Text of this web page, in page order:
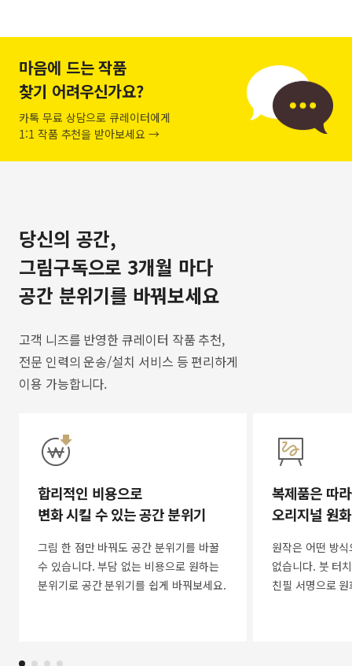
마음에 드는 작품
찾기 어려우신가요?
카톡 무료 상담으로 큐레이터에게
1:1 작품 추천을 받아보세요 →
당신의 공간,
그림구독으로 3개월 마다
공간 분위기를 바꿔보세요
고객 니즈를 반영한 큐레이터 작품 추천,
전문 인력의 운송/설치 서비스 등 편리하게
이용 가능합니다.
합리적인 비용으로
변화 시킬 수 있는 공간 분위기
그림 한 점만 바꿔도 공간 분위기를 바꿀
수 있습니다. 부담 없는 비용으로 원하는
분위기로 공간 분위기를 쉽게 바꿔보세요.
복제품은 따
오리지널 원
원작은 어떤 방
없습니다. 붓 터
친필 서명으로